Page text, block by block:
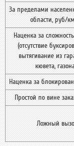
За пределами
области, руб/
Наценка за
(отсутствие
вытягивание из
кювета,
Наценка за
Простой по вине
Ложный